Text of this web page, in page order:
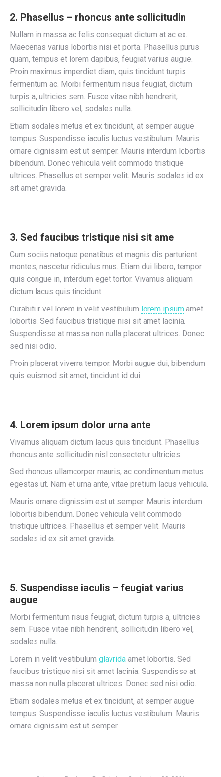
2. Phasellus – rhoncus ante sollicitudin
Nullam in massa ac felis consequat dictum at ac ex.
Maecenas varius lobortis nisi et porta. Phasellus purus
quam, tempus et lorem dapibus, feugiat varius augue.
Proin maximus imperdiet diam, quis tincidunt turpis
fermentum ac. Morbi fermentum risus feugiat, dictum
turpis a, ultricies sem. Fusce vitae nibh hendrerit,
sollicitudin libero vel, sodales nulla.
Etiam sodales metus et ex tincidunt, at semper augue
tempus. Suspendisse iaculis luctus vestibulum. Mauris
ornare dignissim est ut semper. Mauris interdum lobortis
bibendum. Donec vehicula velit commodo tristique
ultrices. Phasellus et semper velit. Mauris sodales id ex
sit amet gravida.
3. Sed faucibus tristique nisi sit ame
Cum sociis natoque penatibus et magnis dis parturient
montes, nascetur ridiculus mus. Etiam dui libero, tempor
quis congue in, interdum eget tortor. Vivamus aliquam
dictum lacus quis tincidunt.
Curabitur vel lorem in velit vestibulum lorem ipsum amet
lobortis. Sed faucibus tristique nisi sit amet lacinia.
Suspendisse at massa non nulla placerat ultrices. Donec
sed nisi odio.
Proin placerat viverra tempor. Morbi augue dui, bibendum
quis euismod sit amet, tincidunt id dui.
4. Lorem ipsum dolor urna ante
Vivamus aliquam dictum lacus quis tincidunt. Phasellus
rhoncus ante sollicitudin nisl consectetur ultricies.
Sed rhoncus ullamcorper mauris, ac condimentum metus
egestas ut. Nam et urna ante, vitae pretium lacus vehicula.
Mauris ornare dignissim est ut semper. Mauris interdum
lobortis bibendum. Donec vehicula velit commodo
tristique ultrices. Phasellus et semper velit. Mauris
sodales id ex sit amet gravida.
5. Suspendisse iaculis – feugiat varius
augue
Morbi fermentum risus feugiat, dictum turpis a, ultricies
sem. Fusce vitae nibh hendrerit, sollicitudin libero vel,
sodales nulla.
Lorem in velit vestibulum glavrida amet lobortis. Sed
faucibus tristique nisi sit amet lacinia. Suspendisse at
massa non nulla placerat ultrices. Donec sed nisi odio.
Etiam sodales metus et ex tincidunt, at semper augue
tempus. Suspendisse iaculis luctus vestibulum. Mauris
ornare dignissim est ut semper.